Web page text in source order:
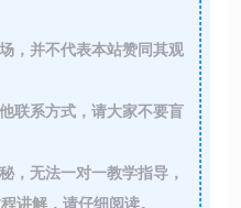
，并不代表本站赞同其观
联系方式，请大家不要盲
，无法一对一教学指导，
讲解，请仔细阅读。